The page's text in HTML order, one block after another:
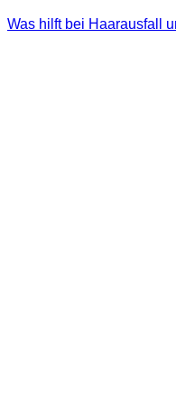
Was hilft bei Haarausfall